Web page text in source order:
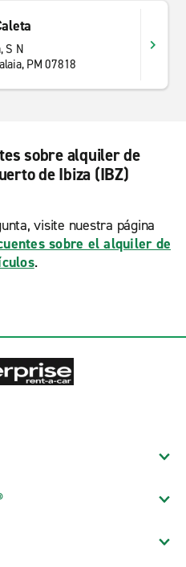
- Aeropuerto ofrece la
en alquiler de coches y
- Aeropuerto
nuevos, nuestra
la oficina Ibiza -
que lleves también) a
S N
PM 07818
sobre alquiler de
de Ibiza (IBZ)
visite nuestra página
sobre el alquiler de
.